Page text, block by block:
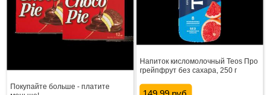
Напиток кисломолочный Teos Про
грейпфрут без сахара, 250 г
149.99 руб.
Покупайте больше - платите